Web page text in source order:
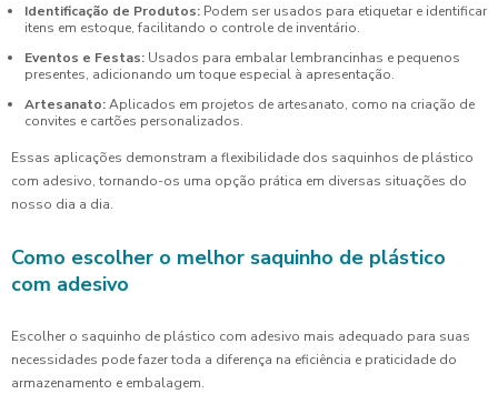
Identificação de Produtos: Podem ser usados para etiquetar e identificar
itens em estoque, facilitando o controle de inventário.
Eventos e Festas: Usados para embalar lembrancinhas e pequenos
presentes, adicionando um toque especial à apresentação.
Artesanato:Aplicados em projetos de artesanato, como na criação de
convites e cartões personalizados.
Essas aplicações demonstram a flexibilidade dos saquinhos de plástico
com adesivo, tornando-os uma opção prática em diversas situações do
nosso dia a dia.
Como escolher o melhor saquinho de plástico
com adesivo
Escolher o saquinho de plástico com adesivo mais adequado para suas
necessidades pode fazer toda a diferença na eficiência e praticidade do
armazenamento e embalagem.